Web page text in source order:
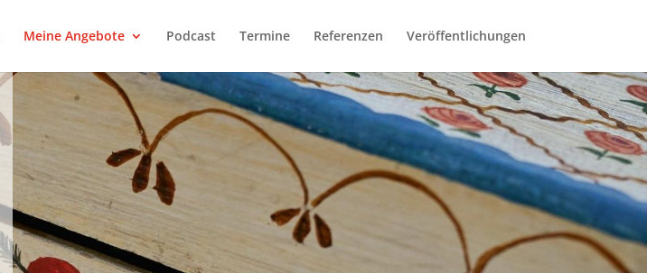
Meine Angebote Podcast Termine Referenzen Veröffentlichungen